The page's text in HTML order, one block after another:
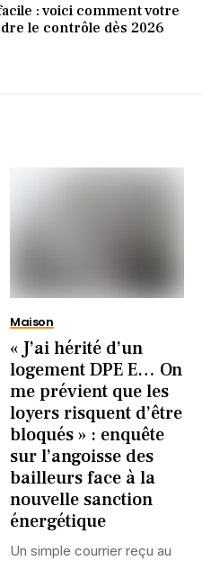
: voici comment votre
le contrôle dès 2026
Maison
« J’ai hérité d’un
logement DPE E… On
me prévient que les
loyers risquent d’être
bloqués » : enquête
sur l’angoisse des
bailleurs face à la
nouvelle sanction
énergétique
Un simple courrier reçu au